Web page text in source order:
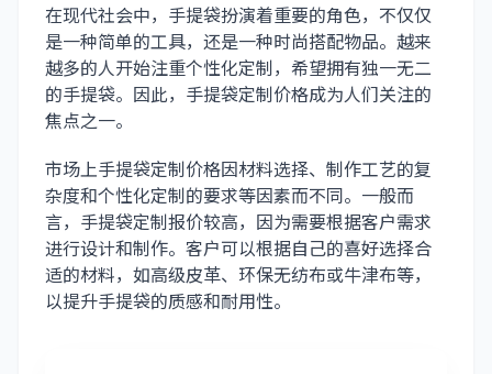
在现代社会中，手提袋扮演着重要的角色，不仅仅
是一种简单的工具，还是一种时尚搭配物品。越来
越多的人开始注重个性化定制，希望拥有独一无二
的手提袋。因此，手提袋定制价格成为人们关注的
焦点之一。
市场上手提袋定制价格因材料选择、制作工艺的复
杂度和个性化定制的要求等因素而不同。一般而
言，手提袋定制报价较高，因为需要根据客户需求
进行设计和制作。客户可以根据自己的喜好选择合
适的材料，如高级皮革、环保无纺布或牛津布等，
以提升手提袋的质感和耐用性。